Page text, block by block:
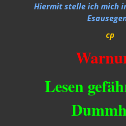
Hiermit stelle ich mich
cp
Lesen